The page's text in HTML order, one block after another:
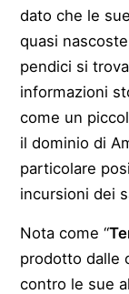
dato che le
quasi
pendici si
informazioni
come un
il dominio di
particolare
incursioni dei
Nota come “
prodotto dalle
contro le sue